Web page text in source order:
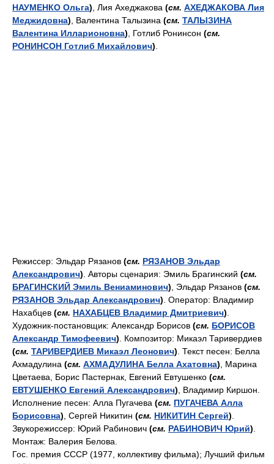
НАУМЕНКО Ольга) , Лия Ахеджакова (см. АХЕДЖАКОВА Лия
Меджидовна) , Валентина Талызина (см. ТАЛЫЗИНА
Валентина Илларионовна) , Готлиб Ронинсон (см.
РОНИНСОН Готлиб Михайлович)
Режиссер: Эльдар Рязанов (см. РЯЗАНОВ Эльдар
Александрович) . Авторы сценария: Эмиль Брагинский (см.
БРАГИНСКИЙ Эмиль Вениаминович) , Эльдар Рязанов (см.
РЯЗАНОВ Эльдар Александрович) . Оператор: Владимир
Нахабцев (см. НАХАБЦЕВ Владимир Дмитриевич)
Художник-постановщик: Александр Борисов (см. БОРИСОВ
Александр Тимофеевич) . Композитор: Микаэл Таривердиев
(см. ТАРИВЕРДИЕВ Микаэл Леонович) . Текст песен: Белла
Ахмадулина (см. АХМАДУЛИНА Белла Ахатовна) , Марина
Цветаева, Борис Пастернак, Евгений Евтушенко (см.
ЕВТУШЕНКО Евгений Александрович) , Владимир Киршон.
Исполнение песен: Алла Пугачева (см. ПУГАЧЕВА Алла
Борисовна) , Сергей Никитин (см. НИКИТИН Сергей)
Звукорежиссер: Юрий Рабинович (см. РАБИНОВИЧ Юрий)
Монтаж: Валерия Белова.
Гос. премия СССР (1977, коллективу фильма); Лучший фильм